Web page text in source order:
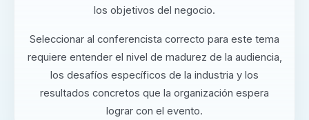
los objetivos del negocio.
Seleccionar al conferencista correcto para este tema
requiere entender el nivel de madurez de la audiencia,
los desafíos específicos de la industria y los
resultados concretos que la organización espera
lograr con el evento.